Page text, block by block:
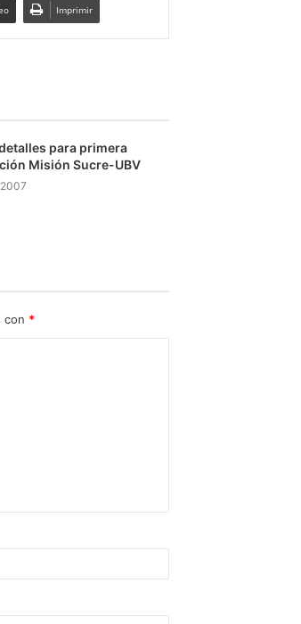
Imprimir
para primera
Misión Sucre-UBV
con *